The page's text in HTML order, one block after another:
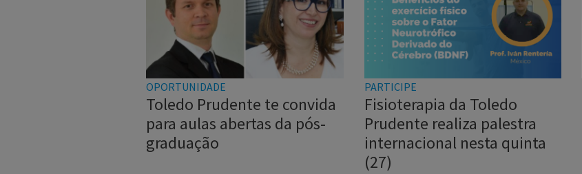
OPORTUNIDADE
Toledo Prudente te convida
para aulas abertas da pós-
graduação
PARTICIPE
Fisioterapia da Toledo
Prudente realiza palestra
internacional nesta quinta
(27)